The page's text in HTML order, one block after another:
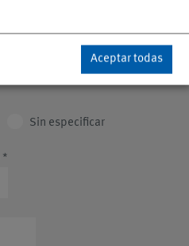
Sin especificar
*
Aceptar todas